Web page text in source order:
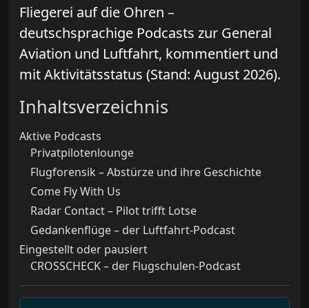
Fliegerei auf die Ohren –
deutschsprachige Podcasts zur General
Aviation und Luftfahrt, kommentiert und
mit Aktivitätsstatus (Stand: August 2026).
Inhaltsverzeichnis
Aktive Podcasts
Privatpilotenlounge
Flugforensik – Abstürze und ihre Geschichte
Come Fly With Us
Radar Contact – Pilot trifft Lotse
Gedankenflüge – der Luftfahrt-Podcast
Eingestellt oder pausiert
CROSSCHECK – der Flugschulen-Podcast